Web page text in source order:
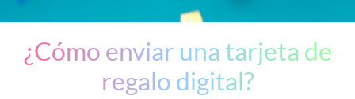
¿Cómo enviar una tarjeta de
regalo digital?